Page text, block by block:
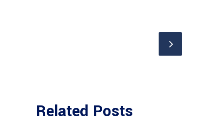
Related Posts